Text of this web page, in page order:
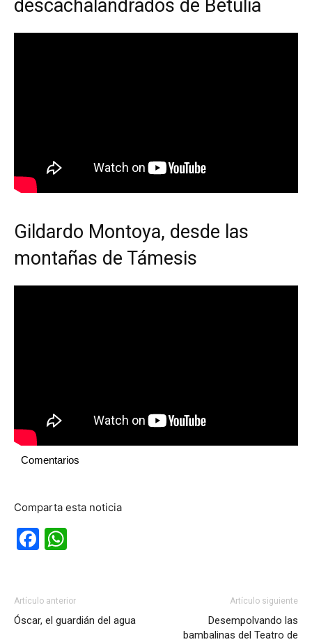
descachalandrados de Betulia
Gildardo Montoya, desde las
montañas de Támesis
Comentarios
Comparta esta noticia
Facebook
Artículo anterior
Óscar, el guardián del agua
Artículo siguiente
Desempolvando las
bambalinas del Teatro de